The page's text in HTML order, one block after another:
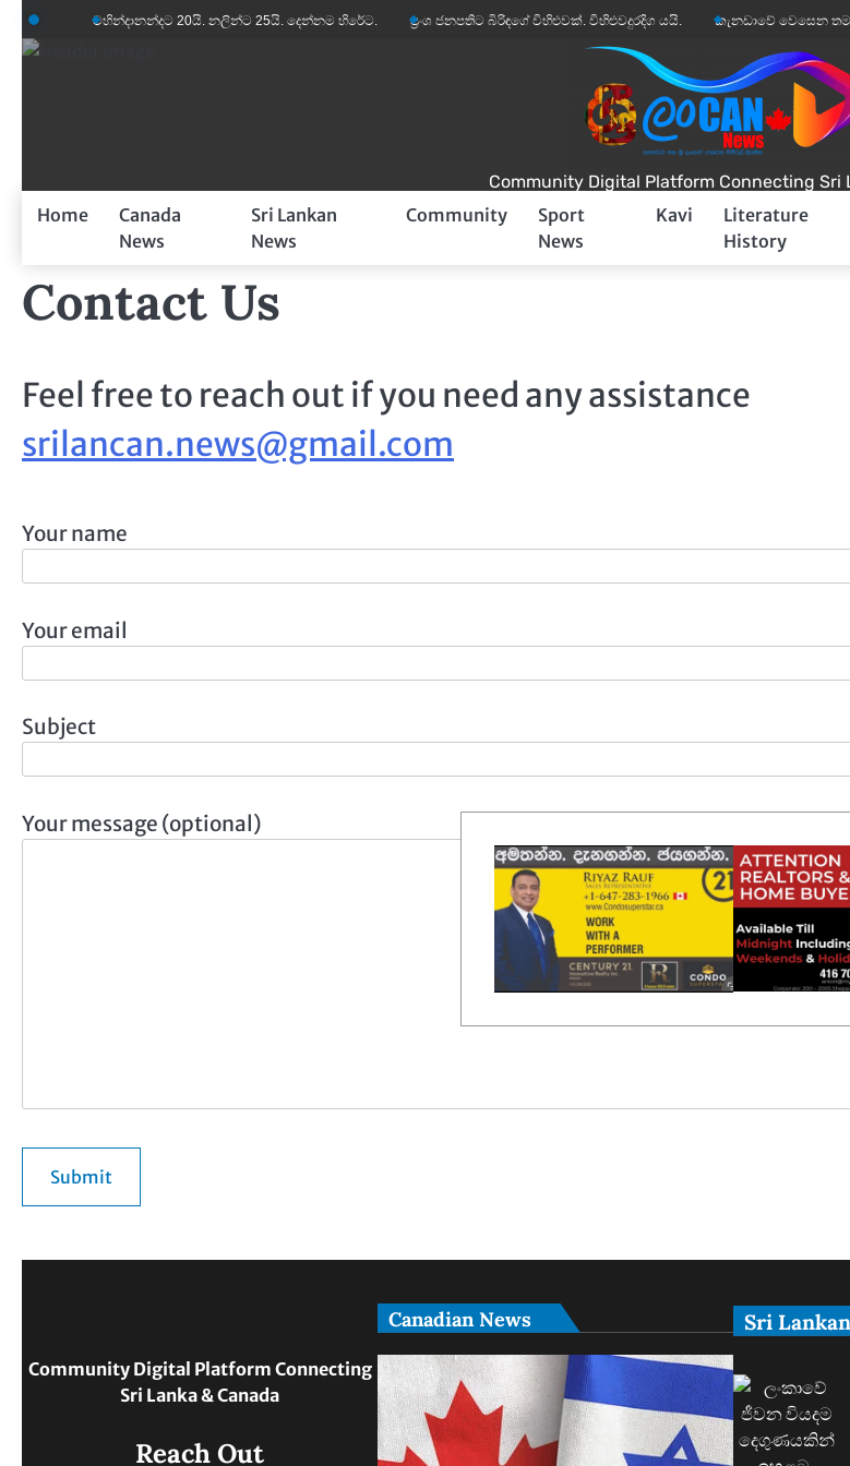
Skip
to
මහින්දානන්දට 20යි. නලින්ට 25යි. දෙන්නම හිරේට. ප්‍රංශ ජනපතිට බිරිඳගේ විහිළුවක්. විහිළුවදුරදිග යයි. කැනඩාවේ වෙසෙන තම
Community Digital Platform Connecting Sri
Home
Canada
News
Sri Lankan
News
Community
Sport
News
Kavi
Literature
History
Contact Us
Feel free to reach out if you need any assistance
srilancan.news@gmail.com
Your name
Your email
Subject
Your message (optional)
Community Digital Platform Connecting
Sri Lanka & Canada
Reach Out
Canadian News Sri